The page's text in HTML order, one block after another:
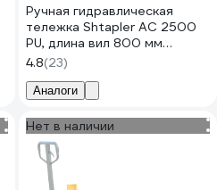
Ручная гидравлическая
тележка Shtapler AC 2500
PU, длина вил 800 мм
71049123
4.8(23)
Аналоги
Нет в наличии